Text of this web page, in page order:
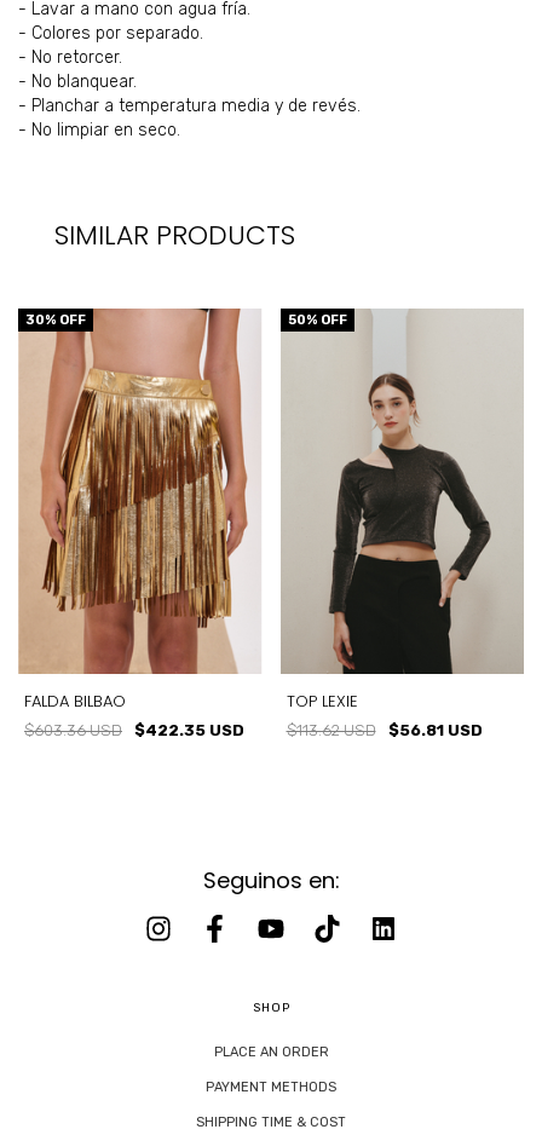
- Lavar a mano con agua fría.
- Colores por separado.
- No retorcer.
- No blanquear.
- Planchar a temperatura media y de revés.
- No limpiar en seco.
SIMILAR PRODUCTS
30% OFF
FALDA BILBAO
$603.36 USD $422.35 USD
50% OFF
TOP LEXIE
$113.62 USD $56.81 USD
Seguinos en:
SHOP
PLACE AN ORDER
PAYMENT METHODS
SHIPPING TIME & COST